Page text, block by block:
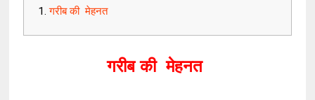
गरीब की मेहनत
गरीब की मेहनत